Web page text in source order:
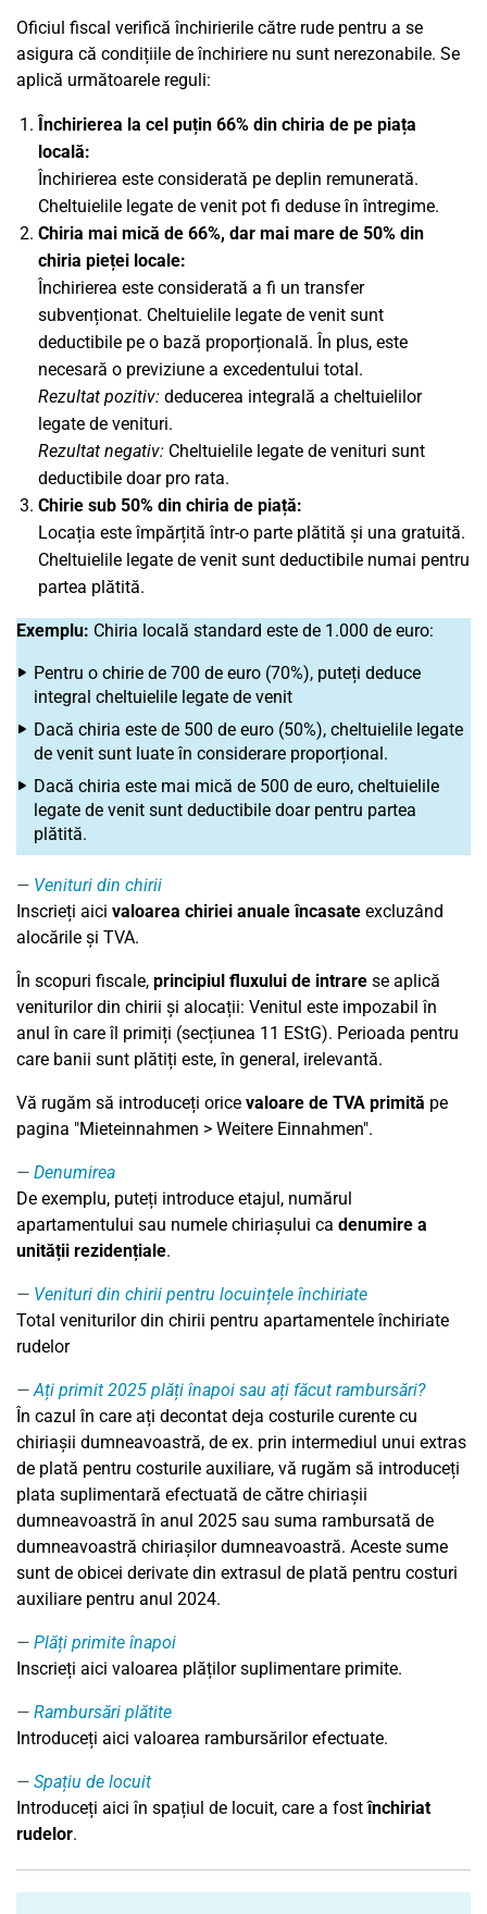
Oficiul fiscal verifică închirierile către rude pentru a se
asigura că condițiile de închiriere nu sunt nerezonabile. Se
aplică următoarele reguli:
Închirierea la cel puțin 66% din chiria de pe piața
locală:
Închirierea este considerată pe deplin remunerată.
Cheltuielile legate de venit pot fi deduse în întregime.
Chiria mai mică de 66%, dar mai mare de 50% din
chiria pieței locale:
Închirierea este considerată a fi un transfer
subvenționat. Cheltuielile legate de venit sunt
deductibile pe o bază proporțională. În plus, este
necesară o previziune a excedentului total.
Rezultat pozitiv: deducerea integrală a cheltuielilor
legate de venituri.
Rezultat negativ: Cheltuielile legate de venituri sunt
deductibile doar pro rata.
Chirie sub 50% din chiria de piață:
Locația este împărțită într-o parte plătită și una gratuită.
Cheltuielile legate de venit sunt deductibile numai pentru
partea plătită.
Exemplu: Chiria locală standard este de 1.000 de euro:
Pentru o chirie de 700 de euro (70%), puteți deduce
integral cheltuielile legate de venit
Dacă chiria este de 500 de euro (50%), cheltuielile legate
de venit sunt luate în considerare proporțional.
Dacă chiria este mai mică de 500 de euro, cheltuielile
legate de venit sunt deductibile doar pentru partea
plătită.
Venituri din chirii
Inscrieți aici valoarea chiriei anuale încasate excluzând
alocările și TVA.
În scopuri fiscale, principiul fluxului de intrare se aplică
veniturilor din chirii și alocații: Venitul este impozabil în
anul în care îl primiți (secțiunea 11 EStG). Perioada pentru
care banii sunt plătiți este, în general, irelevantă.
Vă rugăm să introduceți orice valoare de TVA primită pe
pagina "Mieteinnahmen > Weitere Einnahmen".
Denumirea
De exemplu, puteți introduce etajul, numărul
apartamentului sau numele chiriașului ca denumire a
unității rezidențiale.
Venituri din chirii pentru locuințele închiriate
Total veniturilor din chirii pentru apartamentele închiriate
rudelor
Ați primit 2025 plăți înapoi sau ați făcut rambursări?
În cazul în care ați decontat deja costurile curente cu
chiriașii dumneavoastră, de ex. prin intermediul unui extras
de plată pentru costurile auxiliare, vă rugăm să introduceți
plata suplimentară efectuată de către chiriașii
dumneavoastră în anul 2025 sau suma rambursată de
dumneavoastră chiriașilor dumneavoastră. Aceste sume
sunt de obicei derivate din extrasul de plată pentru costuri
auxiliare pentru anul 2024.
Plăți primite înapoi
Inscrieți aici valoarea plăților suplimentare primite.
Rambursări plătite
Introduceți aici valoarea rambursărilor efectuate.
Spațiu de locuit
Introduceți aici în spațiul de locuit, care a fostînchiriat
rudelor.